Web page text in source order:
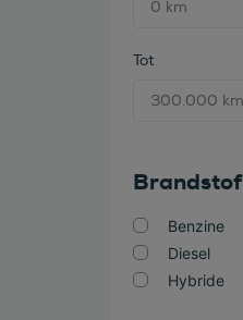
Tot
Brandstof
Benzine
Diesel
Hybride